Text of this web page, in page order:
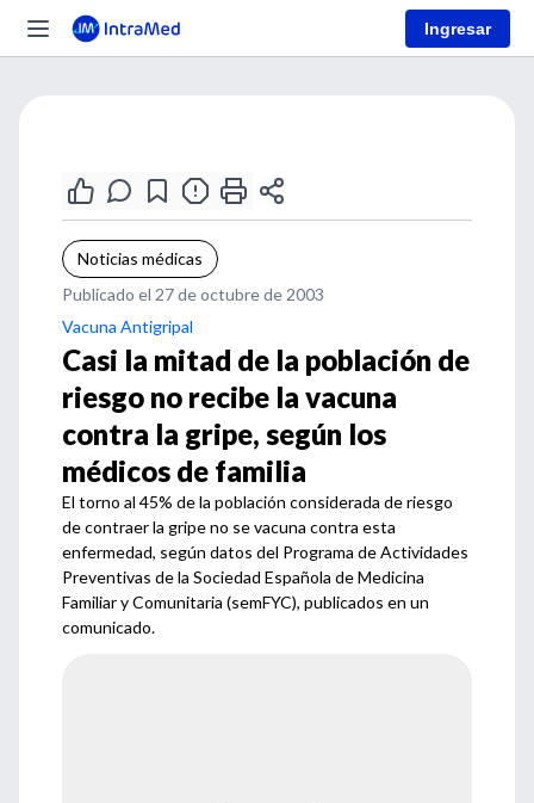
Ingresar
Noticias médicas
Publicado el 27 de octubre de 2003
Vacuna Antigripal
Casi la mitad de la población de
riesgo no recibe la vacuna
contra la gripe, según los
médicos de familia
El torno al 45% de la población considerada de riesgo
de contraer la gripe no se vacuna contra esta
enfermedad, según datos del Programa de Actividades
Preventivas de la Sociedad Española de Medicina
Familiar y Comunitaria (semFYC), publicados en un
comunicado.